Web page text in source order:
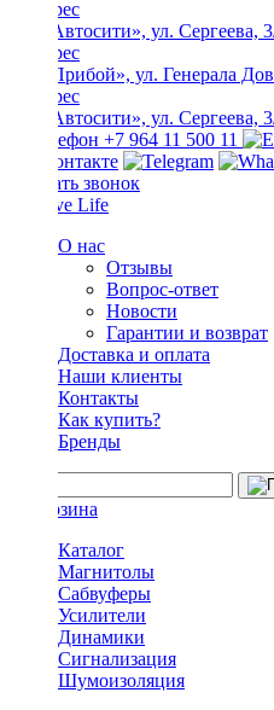
ТЦ «Автосити», ул. Сергеева,
ТЦ «Прибой», ул. Генерала
ТЦ «Автосити», ул. Сергеева,
+7 964 11 500 11
Заказать звонок
О нас
Отзывы
Вопрос-ответ
Новости
Гарантии и возврат
Доставка и оплата
Наши клиенты
Контакты
Как купить?
Бренды
Каталог
Магнитолы
Сабвуферы
Усилители
Динамики
Сигнализация
Шумоизоляция